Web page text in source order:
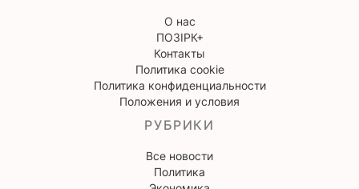
О нас
ПОЗІРК+
Контакты
Политика cookie
Политика конфиденциальности
Положения и условия
РУБРИКИ
Все новости
Политика